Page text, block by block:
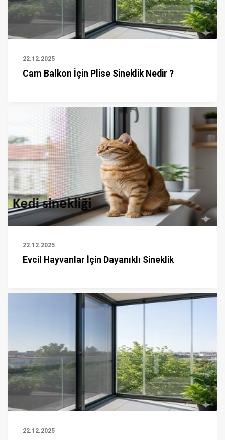
22.12.2025
Cam Balkon İçin Plise Sineklik Nedir ?
22.12.2025
Evcil Hayvanlar İçin Dayanıklı Sineklik
22.12.2025